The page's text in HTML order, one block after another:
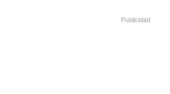
Publicidad